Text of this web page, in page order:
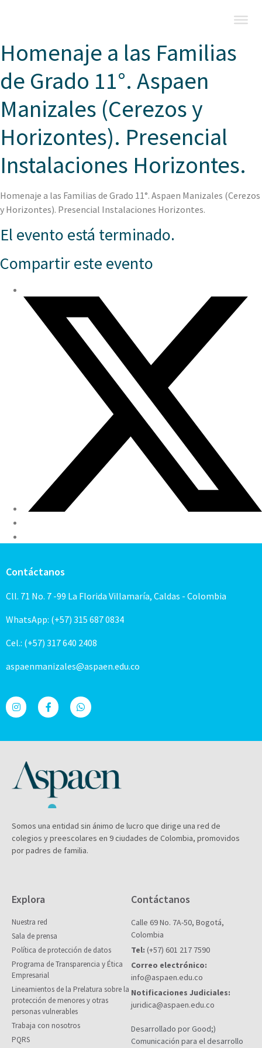
Homenaje a las Familias
de Grado 11°. Aspaen
Manizales (Cerezos y
Horizontes). Presencial
Instalaciones Horizontes.
Homenaje a las Familias de Grado 11°. Aspaen Manizales (Cerezos
y Horizontes). Presencial Instalaciones Horizontes.
El evento está terminado.
Compartir este evento
Contáctanos
Cll. 71 No. 7 -99 La Florida Villamaría, Caldas - Colombia
WhatsApp: (+57) 315 687 0834
Cel.: (+57) 317 640 2408
aspaenmanizales@aspaen.edu.co
Somos una entidad sin ánimo de lucro que dirige una red de
colegios y preescolares en 9 ciudades de Colombia, promovidos
por padres de familia.
Explora
Nuestra red
Sala de prensa
Política de protección de datos
Programa de Transparencia y Ética
Empresarial
Lineamientos de la Prelatura sobre la
protección de menores y otras
personas vulnerables
Trabaja con nosotros
PQRS
Contáctanos
Calle 69 No. 7A-50, Bogotá,
Colombia
Tel: (+57) 601 217 7590
Correo electrónico:
info@aspaen.edu.co
Notificaciones Judiciales:
juridica@aspaen.edu.co
Desarrollado por Good;)
Comunicación para el desarrollo